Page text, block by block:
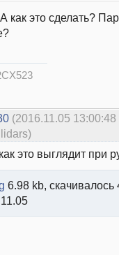
как это сделать?
(2016.11.05 13:00:48
это выглядит при
6.98 kb, скачивалось